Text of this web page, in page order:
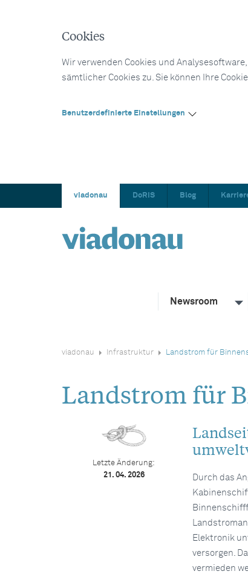
Cookies
Wir verwenden Cookies und
sämtlicher Cookies zu. Sie können Ihre
Benutzerdefinierte Einstellungen
viadonau DoRIS Blog
Newsroom
viadonau Infrastruktur Landstrom für
Landstrom für
Durch das
Elektronik
versorgen.
vermieden
Letzte Änderung:
21. 04. 2026